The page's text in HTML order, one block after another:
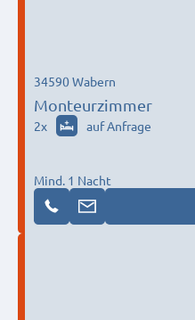
Monteurzimmer
34590 Wabern
2x auf Anfrage
Mind. 1 Nacht